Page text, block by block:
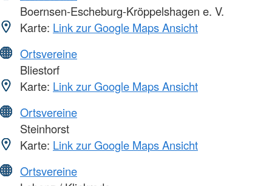
Boernsen-Escheburg-Kröppelshagen e. V.
Karte: Link zur Google Maps Ansicht
Ortsvereine
Bliestorf
Karte: Link zur Google Maps Ansicht
Ortsvereine
Steinhorst
Karte: Link zur Google Maps Ansicht
Ortsvereine